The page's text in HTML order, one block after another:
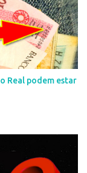
Real podem estar